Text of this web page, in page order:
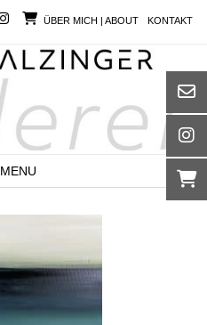
ÜBER MICH | ABOUT KONTAKT
MENU